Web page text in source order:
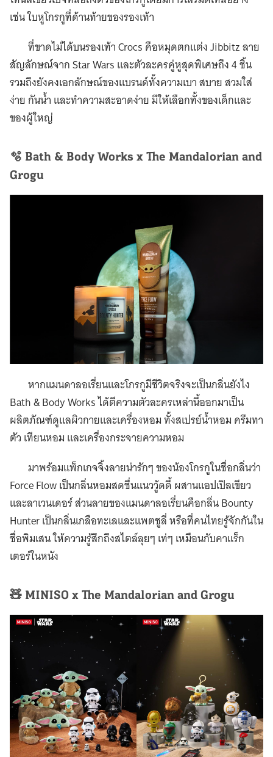
เช่น ใบหูโกรกูที่ด้านท้ายของรองเท้า
ที่ขาดไม่ได้บนรองเท้า Crocs คือหมุดตกแต่ง Jibbitz ลาย
สัญลักษณ์จาก Star Wars และตัวละครคู่หูสุดพิเศษถึง 4 ชิ้น
รวมถึงยังคงเอกลักษณ์ของแบรนด์ทั้งความเบา สบาย สวมใส่
ง่าย กันน้ำ และทำความสะอาดง่าย มีให้เลือกทั้งของเด็กและ
ของผู้ใหญ่
🫧 Bath & Body Works x The Mandalorian and
Grogu
หากแมนดาลอเรี่ยนและโกรกูมีชีวิตจริงจะเป็นกลิ่นยังไง
Bath & Body Works ได้ตีความตัวละครเหล่านี้ออกมาเป็น
ผลิตภัณฑ์ดูแลผิวกายและเครื่องหอม ทั้งสเปรย์น้ำหอม ครีมทา
ตัว เทียนหอม และเครื่องกระจายความหอม
มาพร้อมแพ็กเกจจิ้งลายน่ารักๆ ของน้องโกรกูในชื่อกลิ่นว่า
Force Flow เป็นกลิ่นหอมสดชื่นแนววู้ดดี้ ผสานแอปเปิลเขียว
และลาเวนเดอร์ ส่วนลายของแมนดาลอเรี่ยนคือกลิ่น Bounty
Hunter เป็นกลิ่นเกลือทะเลและแพตชูลี่ หรือที่คนไทยรู้จักกันใน
ชื่อพิมเสน ให้ความรู้สึกถึงสไตล์ลุยๆ เท่ๆ เหมือนกับคาแร็ก
เตอร์ในหนัง
🧸 MINISO x The Mandalorian and Grogu